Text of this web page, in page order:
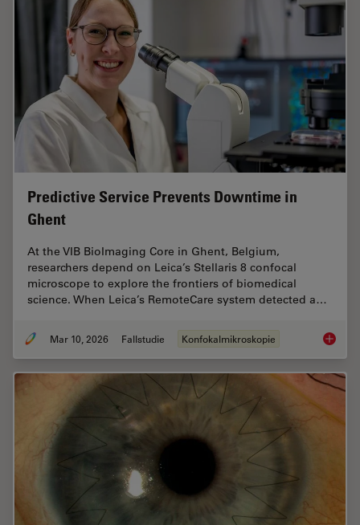
Predictive Service Prevents Downtime in
Ghent
At the VIB BioImaging Core in Ghent, Belgium,
researchers depend on Leica’s Stellaris 8 confocal
microscope to explore the frontiers of biomedical
science. When Leica’s RemoteCare system detected a…
Mar 10, 2026 Fallstudie Konfokalmikroskopie